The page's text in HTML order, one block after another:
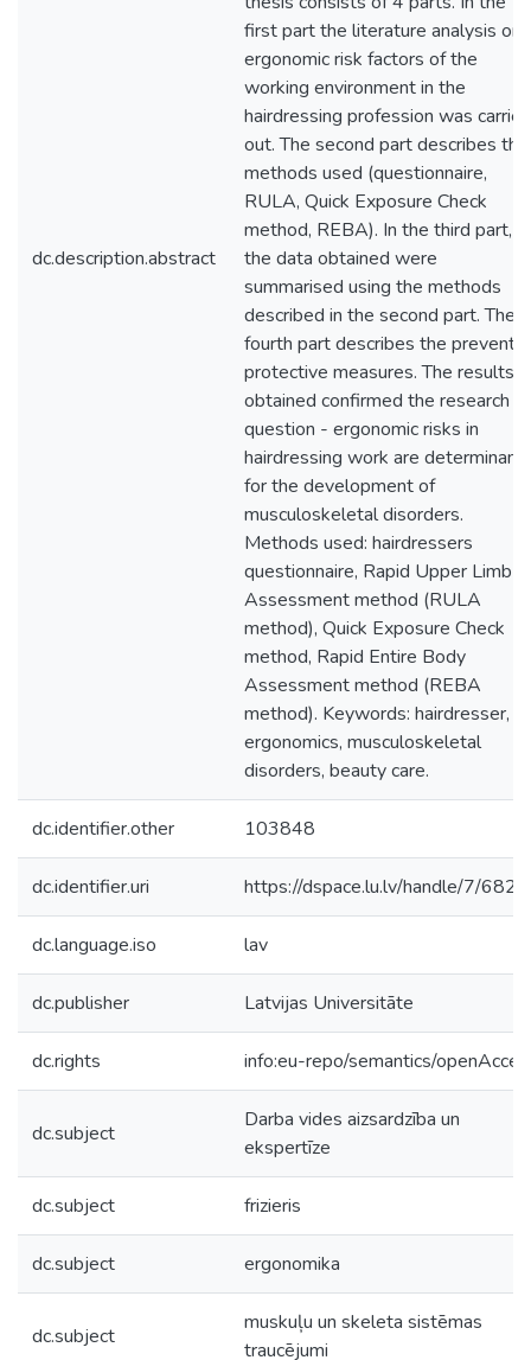
dc.description.abstract
first part the literature analysis on
ergonomic risk factors of the
working environment in the
hairdressing profession was carried
out. The second part describes the
methods used (questionnaire,
RULA, Quick Exposure Check
method, REBA). In the third part,
the data obtained were
summarised using the methods
described in the second part. The
fourth part describes the
protective measures. The results
obtained confirmed the research
question - ergonomic risks in
hairdressing work are determinant
for the development of
musculoskeletal disorders.
Methods used: hairdressers
questionnaire, Rapid Upper Limb
Assessment method (RULA
method), Quick Exposure Check
method, Rapid Entire Body
Assessment method (REBA
method). Keywords: hairdresser,
ergonomics, musculoskeletal
disorders, beauty care.
dc.identifier.other 103848
dc.identifier.uri https://dspace.lu.lv/handle/7/
dc.language.iso lav
dc.publisher Latvijas Universitāte
dc.rights info:eu-repo/semantics/
dc.subject
Darba vides aizsardzība un
ekspertīze
dc.subject frizieris
dc.subject ergonomika
dc.subject
muskuļu un skeleta sistēmas
traucējumi